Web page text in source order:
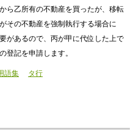
ら乙所有の不動産を買ったが、移転
その不動産を強制執行する場合に
があるので、丙が甲に代位した上で
登記を申請します。
語集 タ行